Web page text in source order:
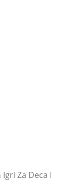
Za Deca I